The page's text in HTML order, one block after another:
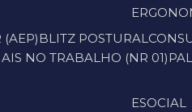
(AEP) BLITZ POSTURAL
NO TRABALHO (NR 01)
ESOCIAL